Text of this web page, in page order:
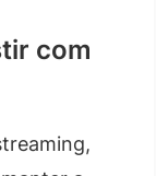
com